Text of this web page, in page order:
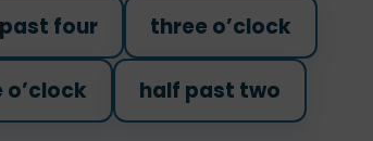
four three o’clock
o’clock half past two